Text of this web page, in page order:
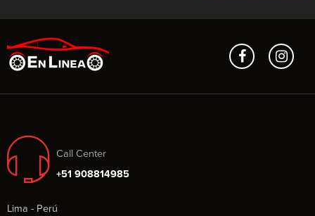
Call Center
+51 908814985
Lima - Perú